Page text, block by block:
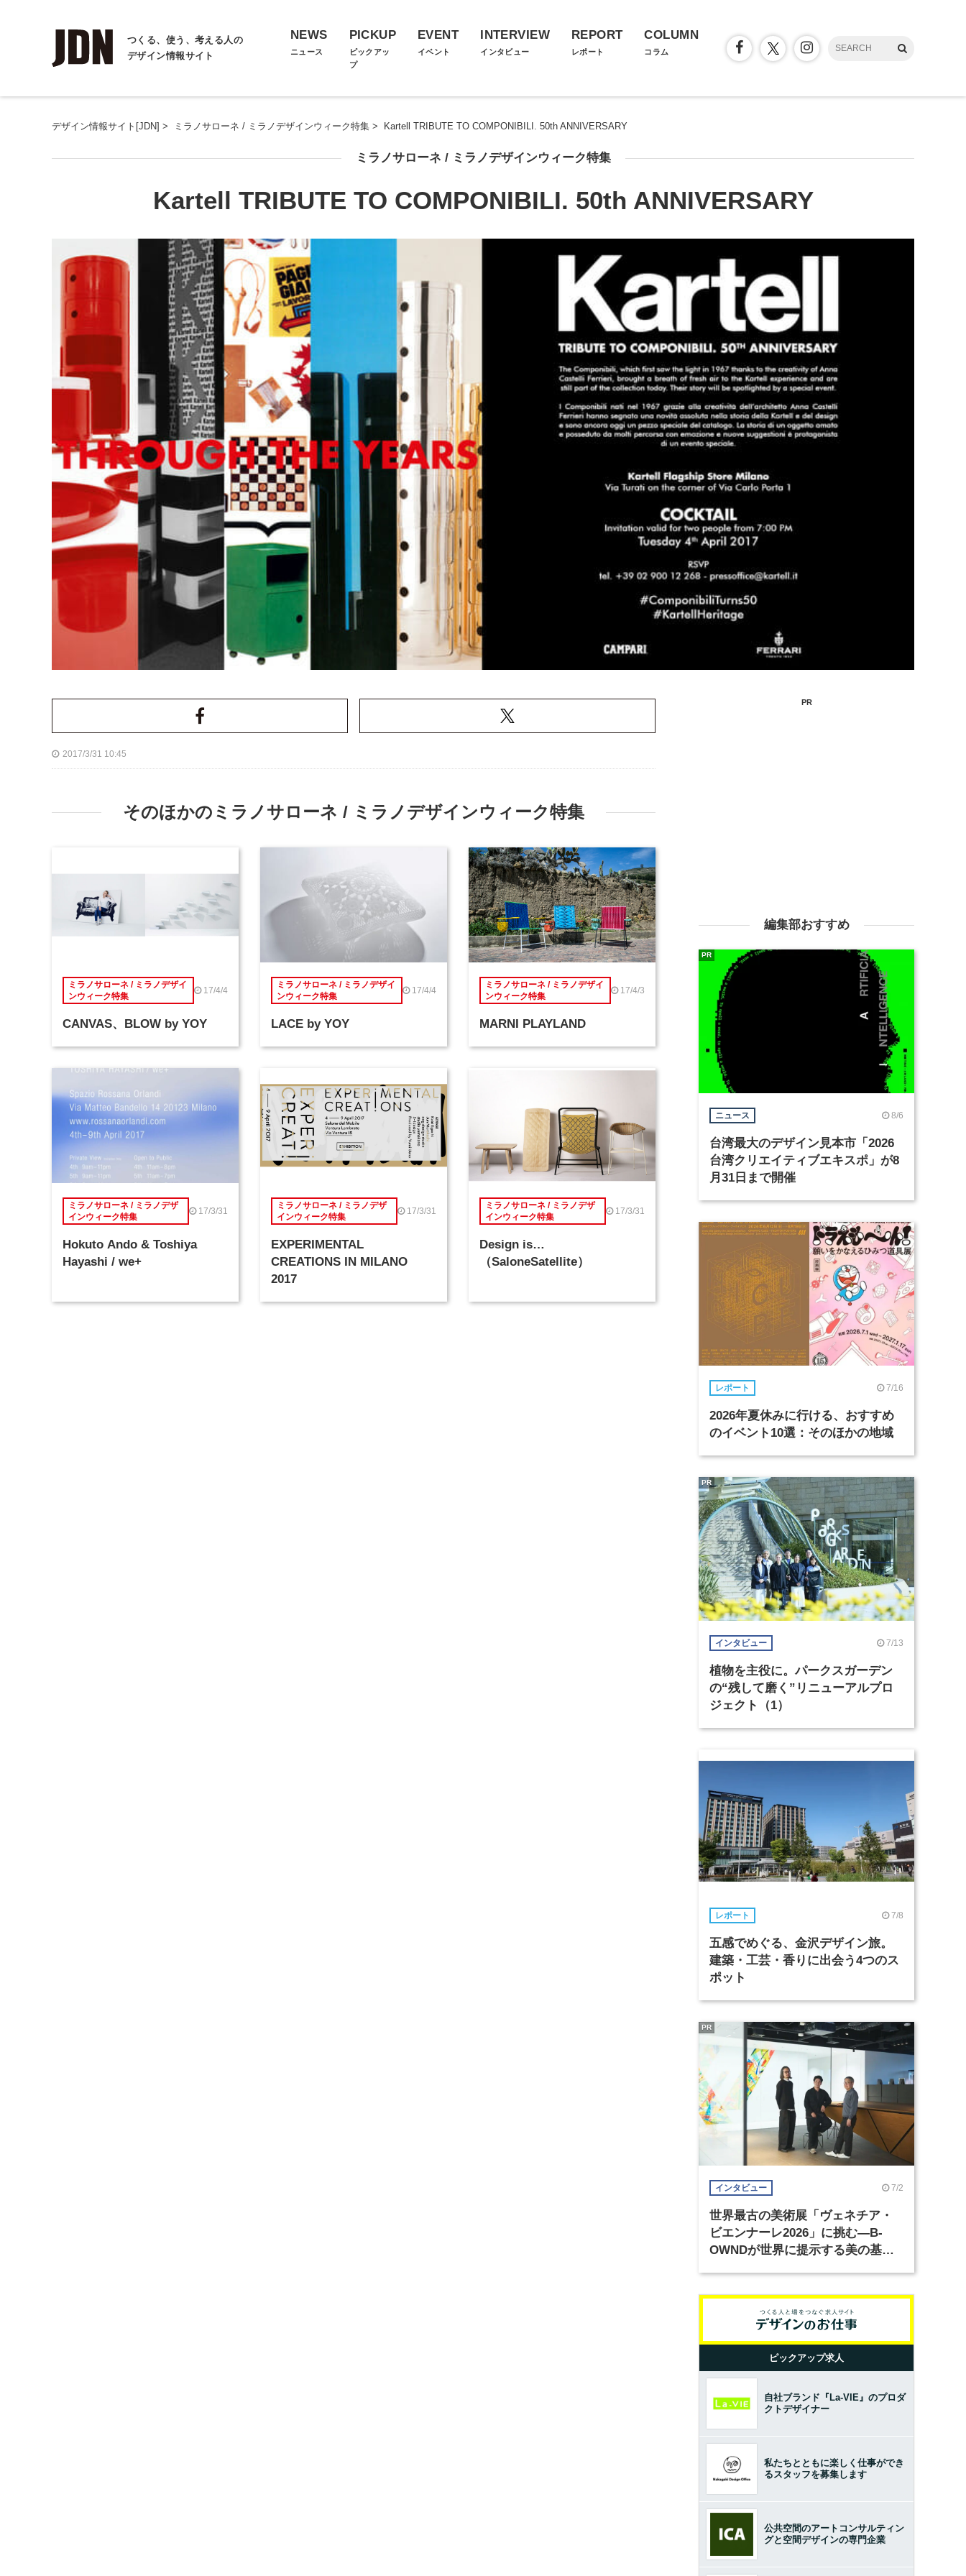
つくる、使う、考える人の
デザイン情報サイト
NEWS
ニュース
PICKUP
ピックアッ
プ
EVENT
イベント
INTERVIEW
インタビュー
REPORT
レポート
COLUMN
コラム
デザイン情報サイト[JDN] > ミラノサローネ / ミラノデザインウィーク特集 > Kartell TRIBUTE TO COMPONIBILI. 50th ANNIVERSARY
ミラノサローネ / ミラノデザインウィーク特集
Kartell TRIBUTE TO COMPONIBILI. 50th ANNIVERSARY
2017/3/31 10:45
そのほかのミラノサローネ / ミラノデザインウィーク特集
ミラノサローネ / ミラノデザイ
ンウィーク特集
17/4/4
CANVAS、BLOW by YOY
ミラノサローネ / ミラノデザイ
ンウィーク特集
17/4/4
LACE by YOY
ミラノサローネ / ミラノデザイ
ンウィーク特集
17/4/3
MARNI PLAYLAND
ミラノサローネ / ミラノデザ
インウィーク特集
17/3/31
Hokuto Ando & Toshiya
Hayashi / we+
ミラノサローネ / ミラノデザ
インウィーク特集
17/3/31
EXPERIMENTAL
CREATIONS IN MILANO
2017
ミラノサローネ / ミラノデザ
インウィーク特集
17/3/31
Design is…
（SaloneSatellite）
PR
編集部おすすめ
ニュース 8/6
台湾最大のデザイン見本市「2026
台湾クリエイティブエキスポ」が8
月31日まで開催
PR
レポート 7/16
2026年夏休みに行ける、おすすめ
のイベント10選：そのほかの地域
インタビュー 7/13
植物を主役に。パークスガーデン
の“残して磨く”リニューアルプロ
ジェクト（1）
PR
レポート 7/8
五感でめぐる、金沢デザイン旅。
建築・工芸・香りに出会う4つのス
ポット
インタビュー 7/2
世界最古の美術展「ヴェネチア・
ビエンナーレ2026」に挑む―B-
OWNDが世界に提示する美の基準
PR
ピックアップ求人
自社ブランド『La-VIE』のプロダ
クトデザイナー
私たちとともに楽しく仕事ができ
るスタッフを募集します
公共空間のアートコンサルティン
グと空間デザインの専門企業